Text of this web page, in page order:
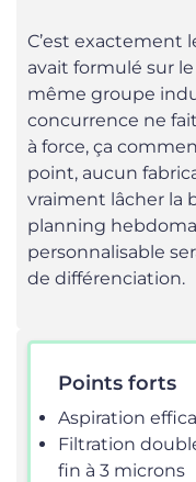
C’est exactement
avait formulé sur
même groupe
concurrence ne
à force, ça
point, aucun
vraiment lâcher la
planning
personnalisable
de différenciation.
Points forts
Aspiration
Filtration
fin à 3 microns